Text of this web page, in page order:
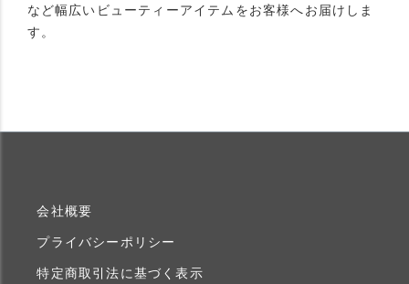
など幅広いビューティーアイテムをお客様へお届けしま
す。
会社概要
プライバシーポリシー
特定商取引法に基づく表示